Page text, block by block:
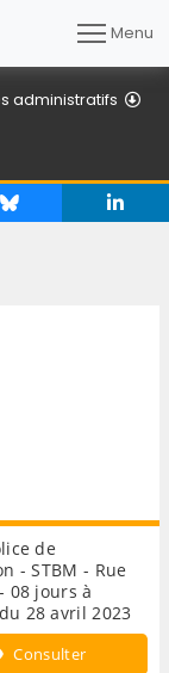
Menu
administratifs
de
- STBM - Rue
08 jours à
28 avril 2023
Consulter